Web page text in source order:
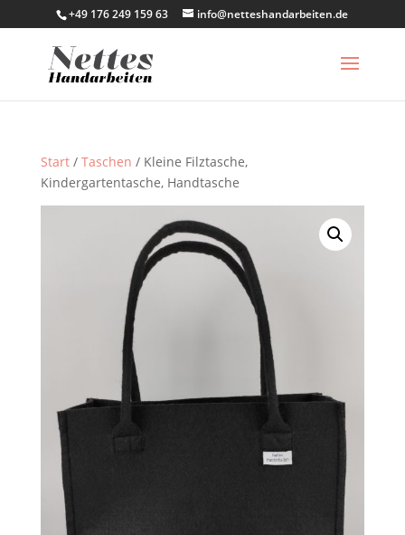
+49 176 249 159 63 info@netteshandarbeiten.de
Start/ Taschen / Kleine Filztasche,
Kindergartentasche, Handtasche